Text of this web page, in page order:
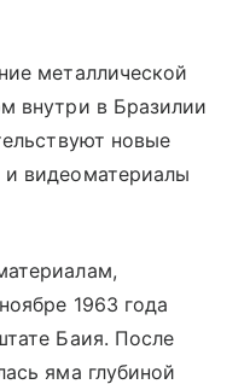
металлической
внутри в Бразилии
новые
и видеоматериалы
1963 года
Баия. После
яма глубиной